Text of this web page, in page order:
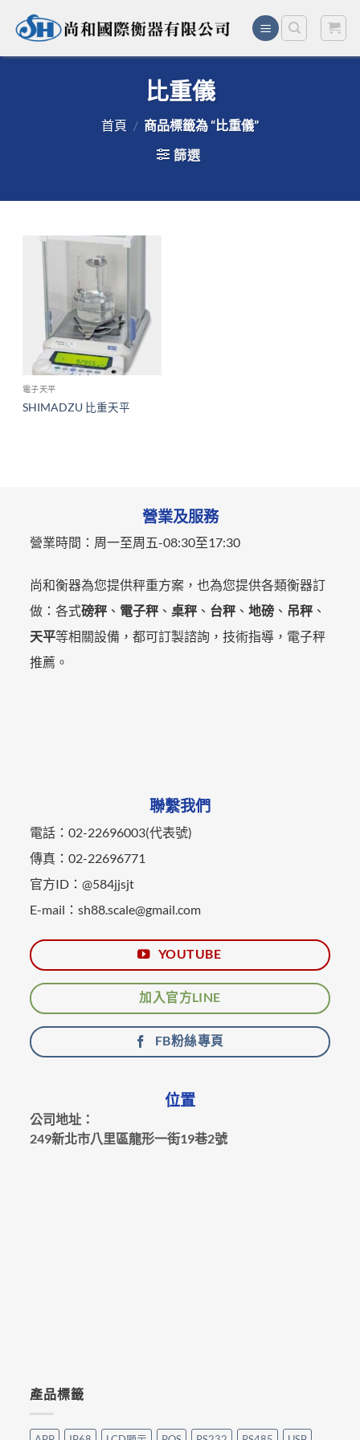
比重儀
首頁 / 商品標籤為 “比重儀”
篩選
電子天平
SHIMADZU 比重天平
營業及服務
營業時間： 周一至周五-08:30至17:30
尚和衡器為您提供秤重方案，也為您提供各類衡器訂
做：各式磅秤 、 電子秤 、桌秤 、 台秤 、地磅 、 吊秤 、
天平等相關設備，都可訂製諮詢，技術指導，電子秤
推薦。
聯繫我們
電話：02-22696003(代表號)
傳真：02-22696771
官方ID：@584jjsjt
E-mail：sh88.scale@gmail.com
YOUTUBE
加入官方LINE
FB粉絲專頁
位置
公司地址：
249新北市八里區龍形一街19巷2號
產品標籤